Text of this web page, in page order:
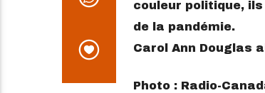
‌couleur‌ ‌politique,‌
‌de‌ ‌la‌ ‌pandémie.‌ ‌ ‌
Carol Ann Douglas
Photo : Radio-